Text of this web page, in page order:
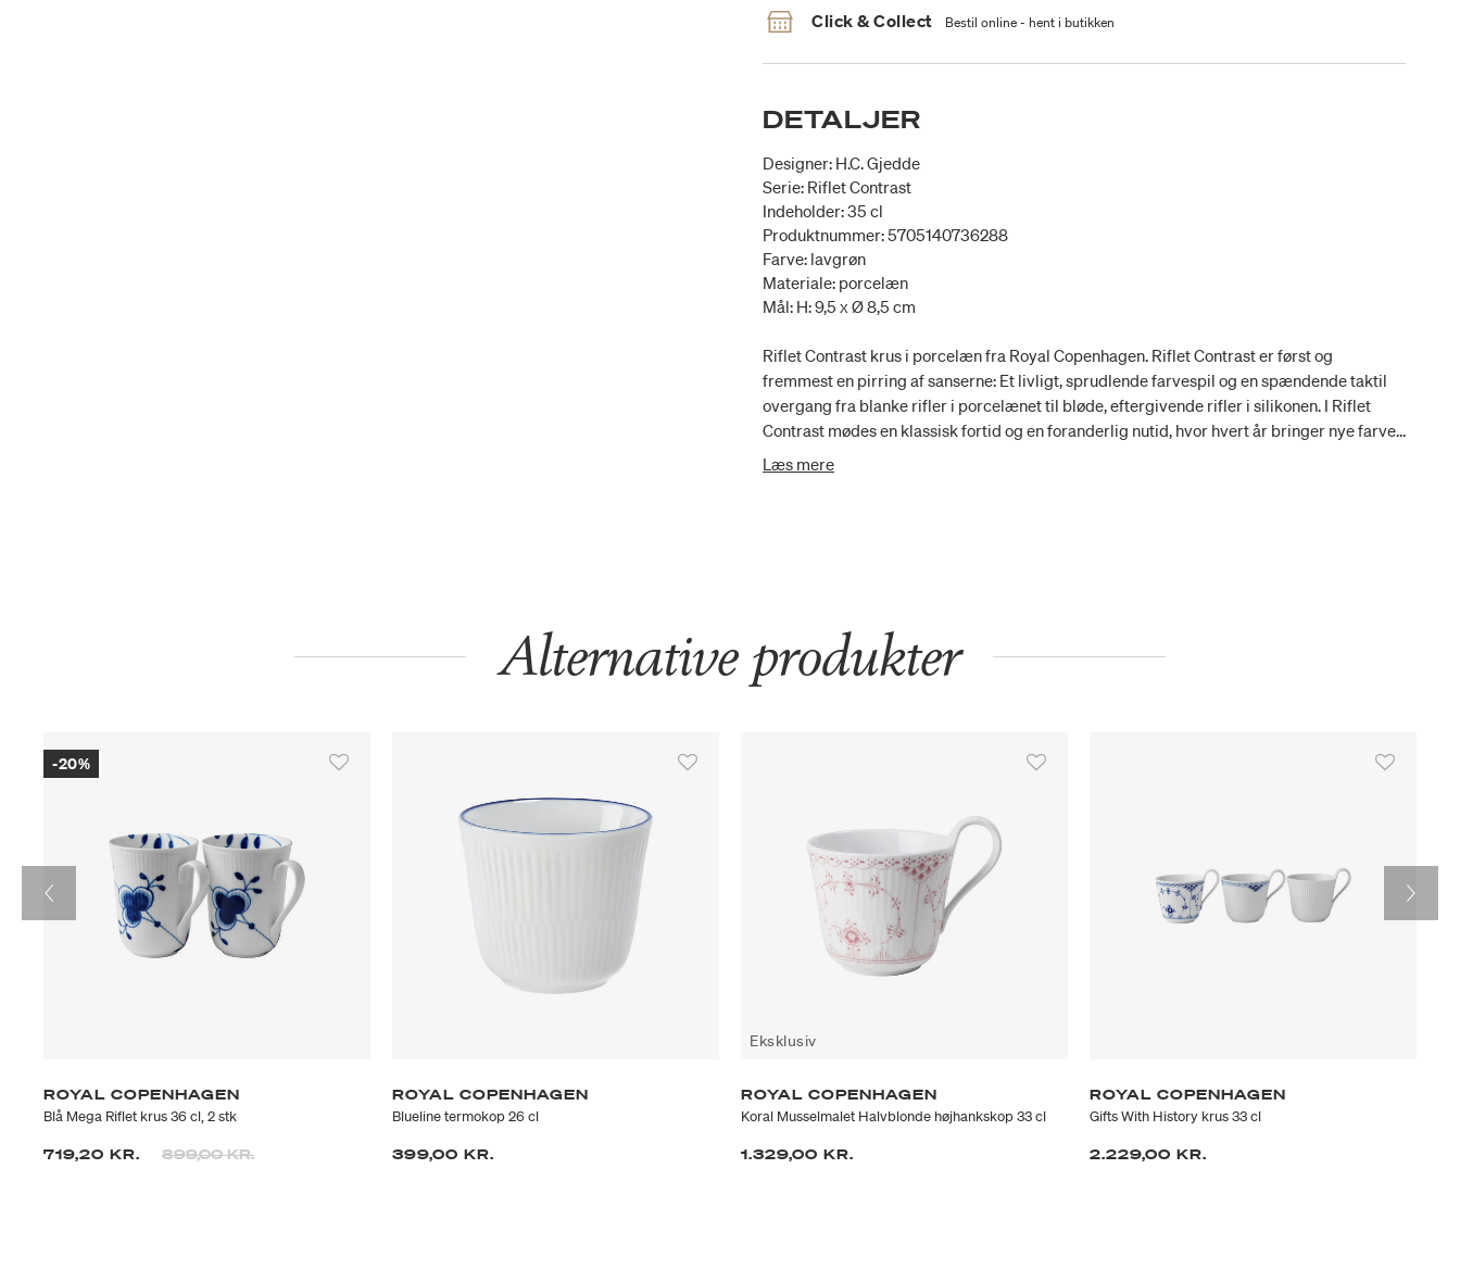
Click & Collect Bestil online - hent i butikken
DETALJER
Designer: H.C. Gjedde
Serie: Riflet Contrast
Indeholder: 35 cl
Produktnummer: 5705140736288
Farve: lavgrøn
Materiale: porcelæn
Mål: H: 9,5 x Ø 8,5 cm
Riflet Contrast krus i porcelæn fra Royal Copenhagen. Riflet Contrast er først og
fremmest en pirring af sanserne: Et livligt, sprudlende farvespil og en spændende taktil
overgang fra blanke rifler i porcelænet til bløde, eftergivende rifler i silikonen. I Riflet
Contrast mødes en klassisk fortid og en foranderlig nutid, hvor hvert år bringer nye farver
til kollektionen. Dette forår er farven mos. Afdæmpet og luksuriøs.
Læs mere
Alternative produkter
-20%
ROYAL COPENHAGEN
Blå Mega Riflet krus 36 cl, 2 stk
719,20 KR. Prisen er nedsat fra
899,00 KR.til
ROYAL COPENHAGEN
Blueline termokop 26 cl
399,00 KR.
Eksklusiv
ROYAL COPENHAGEN
Koral Musselmalet Halvblonde højhankskop 33 cl
1.329,00 KR.
ROYAL COPENHAGEN
Gifts With History krus 33 cl
2.229,00 KR.